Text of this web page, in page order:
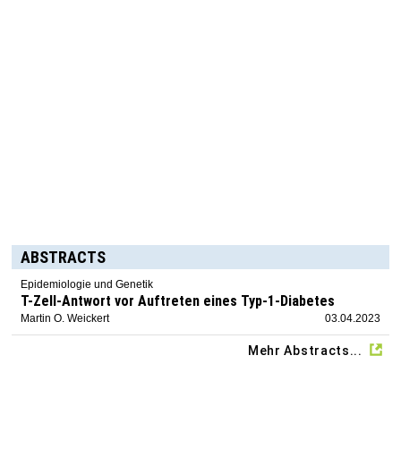
ABSTRACTS
Epidemiologie und Genetik
T-Zell-Antwort vor Auftreten eines Typ-1-Diabetes
Martin O. Weickert 03.04.2023
Mehr Abstracts...